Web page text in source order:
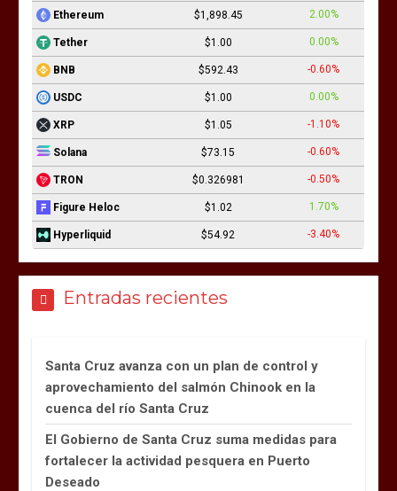
Ethereum $1,898.45 2.00%
Tether $1.00 0.00%
BNB $592.43 -0.60%
USDC $1.00 0.00%
XRP $1.05 -1.10%
Solana $73.15 -0.60%
TRON $0.326981 -0.50%
Figure Heloc $1.02 1.70%
Hyperliquid $54.92 -3.40%
Entradas recientes
Santa Cruz avanza con un plan de control y
aprovechamiento del salmón Chinook en la
cuenca del río Santa Cruz
El Gobierno de Santa Cruz suma medidas para
fortalecer la actividad pesquera en Puerto
Deseado